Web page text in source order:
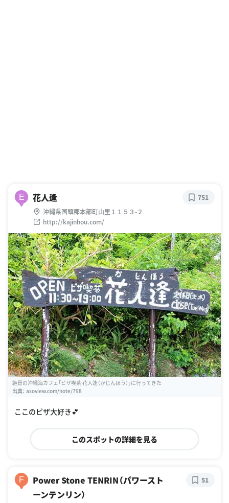
E 花人逢
沖縄県国頭郡本部町山里１１５３-２
http://kajinhou.com/
751
絶景の沖縄海カフェ「ピザ喫茶 花人逢（かじんほう）」に行ってきた
出典： asoview.com/note/798
ここのピザ大好き💕
このスポットの詳細を見る
F
Power Stone TENRIN（パワースト
ーンテンリン）
51